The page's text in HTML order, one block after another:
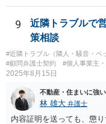
分だけでどれくらいの価
以上で、より個別的なお
がありますので、正式に
と思います。
とってメリットです。ま
応、従業員対応など、顧
さらに、ある程度知名度
表できるのであれば、事
一方で、例えば、福利厚
かったり、細かい相談に
では、特に、顧問契約書
個別受任に進む場合の扱
えられます。
9
近隣トラブルで
策相談
#近隣トラブル（隣人・騒音・ペ
#顧問弁護士契約
#個人事業主
2025年8月15日
不動産・住まいに強
林 雄大 弁護士
内容証明を送っても、懲